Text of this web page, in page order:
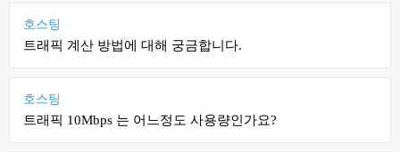
호스팅
트래픽 계산 방법에 대해 궁금합니다.
호스팅
트래픽 10Mbps 는 어느정도 사용량인가요?